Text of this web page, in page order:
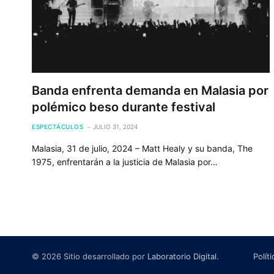
Banda enfrenta demanda en Malasia por
polémico beso durante festival
ESPECTÁCULOS JULIO 31, 2024
Malasia, 31 de julio, 2024 – Matt Healy y su banda, The
1975, enfrentarán a la justicia de Malasia por…
© 2026 Sitio desarrollado por Laboratorio Digital.